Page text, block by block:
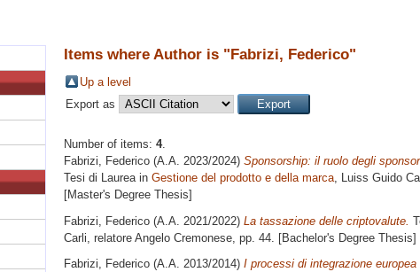
Items where Author is "Fabrizi, Federico"
Up a level
Export as
Number of items: 4.
Fabrizi, Federico (A.A. 2023/2024) Sponsorship: il ruolo degli
Tesi di Laurea in Gestione del prodotto e della marca, Luiss Guido
[Master's Degree Thesis]
Fabrizi, Federico (A.A. 2021/2022) La tassazione delle criptovalute.
Carli, relatore Angelo Cremonese , pp. 44. [Bachelor's Degree Thesis]
Fabrizi, Federico (A.A. 2013/2014) I processi di integrazione